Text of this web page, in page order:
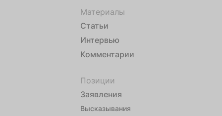
Материалы
Статьи
Интервью
Комментарии
Позиции
Заявления
Высказывания